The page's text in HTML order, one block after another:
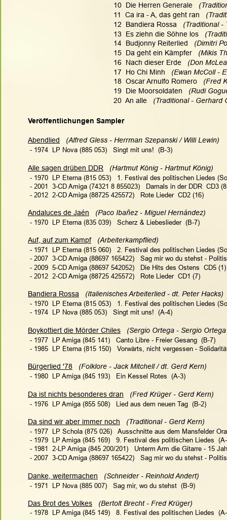
10  Die Herren Generale
11  Ca ira - A, das geht ran
12  Bandiera Rossa (Traditional
13  Es ziehn die Söhne los
14  Budjonny Reiterlied (Dimitri
15  Da geht ein Kämpfer
(Mikis
16  Nach dieser Erde
(Don
17  Ho Chi Minh
(Ewan McColl -
18  Oscar Arnulfo Romero
(Fred
19  Die Moorsoldaten (Rudi
20  An alle (Traditional - Gerhard
Veröffentlichungen Sampler
Abendlied
   (Alfred Gless - Herrman Szepanski / Willi Lewin)
- 1974  LP Nova (885 053)   Singt mit uns!  (B-3)
Alle sagen drüben DDR
   (Hartmut König - Hartmut König)
- 1970  LP Eterna (815 053) 1. Festival des politischen Liedes
- 2001  3-CD Amiga (74321 8 855023)   Damals in der DDR  CD3
- 2012  2-CD Amiga (88725 425572)   Rote Lieder  CD2 (16)
Andaluces de Jaén
   (Paco Ibañez - Miguel Hernández)
- 1970  LP Eterna (835 039) Scherz & Liebeslieder
  (B-7)
Auf, auf zum Kampf
   (Arbeiterkampflied)
- 1971  LP Eterna (815 060) 2. Festival des politischen Liedes
- 2007  3-CD Amiga (88697 165422)   Sag mir wo du stehst -
- 2009  5-CD Amiga (88697 542052)   Die Hits des Ostens  CD5 (1)
- 2012  2-CD Amiga (88725 425572)   Rote Lieder  CD1 (7)
Bandiera Rossa
   (Italienisches Arbeiterlied - dt. Peter Hacks)
- 1970  LP Eterna (815 053) 1. Festival des politischen Liedes
- 1974  LP Nova (885 053)   Singt mit uns!  (A-4)
Boykottiert die Mörder Chiles
(Sergio Ortega - Sergio
- 1977  LP Amiga (845 141)   Canto Libre - Freier Gesang  (B-7)
- 1985  LP Eterna (815 150)   Vorwärts, nicht vergessen -
Bürgerlied '78
   (Folklore - Jack Mitchell / dt. Gerd Kern)
- 1980  LP Amiga (845 193)   Ein Kessel Rotes  (A-3)
Da ist nichts besonderes dran
   (Fred Krüger - Gerd Kern)
- 1976  LP Amiga (855 508)   Lied aus dem neuen Tag  (B-2)
Da sind wir aber immer noch
   (Traditional - Gerd Kern)
- 1977  LP Schola (875 026)   Ausschnitte aus dem Mansfelder
- 1979  LP Amiga (845 169) 9. Festival des politischen Liedes
- 1981  2-LP Amiga (845 200/201)   Unterm Arm die Gitarre - 15
- 2007  3-CD Amiga (88697 165422)   Sag mir wo du stehst -
Danke, weitermachen
   (Schneider - Reinhold Andert)
- 1971  LP Nova (885 007)   Sag mir, wo du stehst  (B-9)
Das Brot des Volkes
(Bertolt Brecht - Fred Krüger)
- 1978  LP Amiga (845 149) 8. Festival des politischen Liedes